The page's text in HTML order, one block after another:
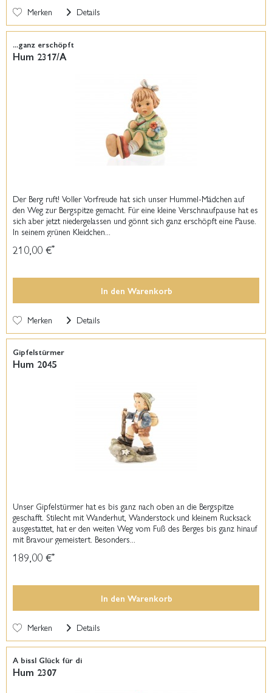
Merken Details
...ganz erschöpft
Hum 2317/A
Der Berg ruft! Voller Vorfreude hat sich unser Hummel-Mädchen auf
den Weg zur Bergspitze gemacht. Für eine kleine Verschnaufpause hat es
sich aber jetzt niedergelassen und gönnt sich ganz erschöpft eine Pause.
In seinem grünen Kleidchen...
210,00 €*
In den Warenkorb
Merken Details
Gipfelstürmer
Hum 2045
Unser Gipfelstürmer hat es bis ganz nach oben an die Bergspitze
geschafft. Stilecht mit Wanderhut, Wanderstock und kleinem Rucksack
ausgestattet, hat er den weiten Weg vom Fuß des Berges bis ganz hinauf
mit Bravour gemeistert. Besonders...
189,00 €*
In den Warenkorb
Merken Details
A bissl Glück für di
Hum 2307